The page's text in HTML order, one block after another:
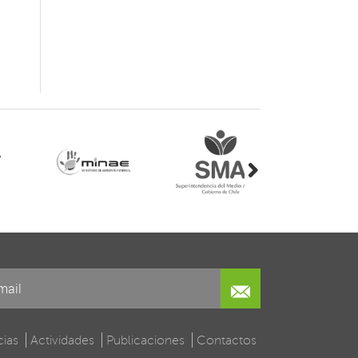
j
Actividades Publicaciones Contactos